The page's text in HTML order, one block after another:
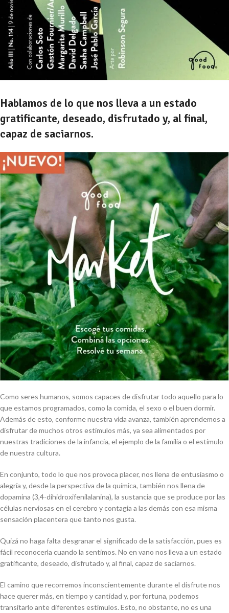
Hablamos de lo que nos lleva a un estado
gratificante, deseado, disfrutado y, al final,
capaz de saciarnos.
Como seres humanos, somos capaces de disfrutar todo aquello para lo
que estamos programados, como la comida, el sexo o el buen dormir.
Además de esto, conforme nuestra vida avanza, también aprendemos a
disfrutar de muchos otros estímulos más, ya sea alimentados por
nuestras tradiciones de la infancia, el ejemplo de la familia o el estímulo
de nuestra cultura.
En conjunto, todo lo que nos provoca placer, nos llena de entusiasmo o
alegría y, desde la perspectiva de la química, también nos llena de
dopamina (3,4-dihidroxifenilalanina), la sustancia que se produce por las
células nerviosas en el cerebro y contagia a las demás con esa misma
sensación placentera que tanto nos gusta.
Quizá no haga falta desgranar el significado de la satisfacción, pues es
fácil reconocerla cuando la sentimos. No en vano nos lleva a un estado
gratificante, deseado, disfrutado y, al final, capaz de saciarnos.
El camino que recorremos inconscientemente durante el disfrute nos
hace querer más, en tiempo y cantidad y, por fortuna, podemos
transitarlo ante diferentes estímulos. Esto, no obstante, no es una